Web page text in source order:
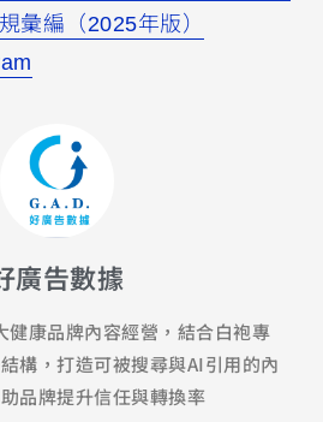
彙編（2025年版）
廣告數據
健康品牌內容經營，結合白袍專
構，打造可被搜尋與AI引用的內
品牌提升信任與轉換率